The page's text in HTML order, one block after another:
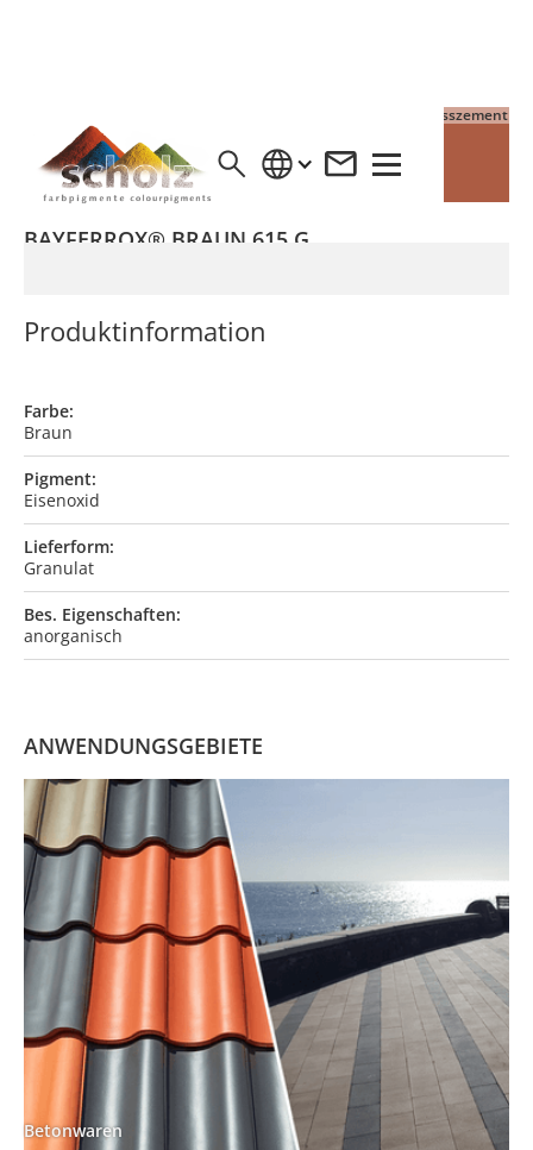
4% Pigment auf Weisszement
BAYFERROX® BRAUN 615 G
Produktinformation
Farbe:
Braun
Pigment:
Eisenoxid
Lieferform:
Granulat
Bes. Eigenschaften:
anorganisch
ANWENDUNGSGEBIETE
Betonwaren